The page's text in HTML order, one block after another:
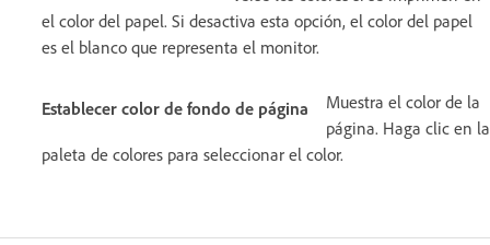
el color del papel. Si desactiva esta opción, el color del papel
es el blanco que representa el monitor.
Establecer color de fondo de página
Muestra el color de la
página. Haga clic en la
paleta de colores para seleccionar el color.